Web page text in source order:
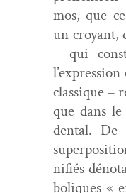
mos, que
un croy­ant,
– qui
clas­sique –
que dans
den­tal.
nifiés
bol­iques «